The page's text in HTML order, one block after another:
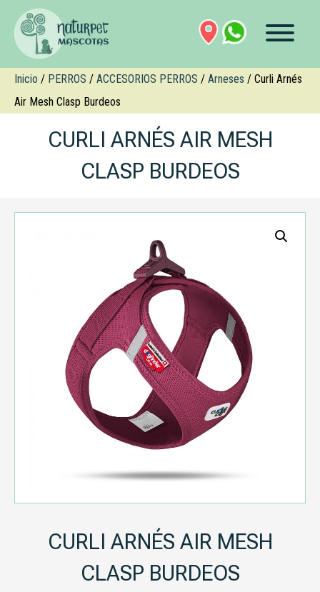
Inicio / PERROS / ACCESORIOS PERROS / Arneses / Curli Arnés
Air Mesh Clasp Burdeos
CURLI ARNÉS AIR MESH
CLASP BURDEOS
CURLI ARNÉS AIR MESH
CLASP BURDEOS